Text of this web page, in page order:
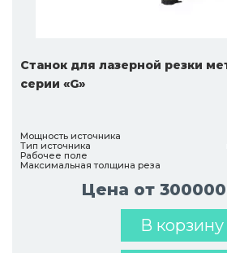
Cтанок для лазерной резки
серии «G»
Мощность источника
Тип источника
Рабочее поле
Максимальная толщина реза
Цена от
В корзину